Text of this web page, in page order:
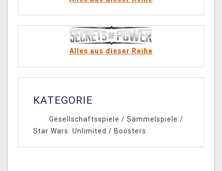
Alles aus dieser Reihe
KATEGORIE
Gesellschaftsspiele / Sammelspiele /
Star Wars: Unlimited / Boosters